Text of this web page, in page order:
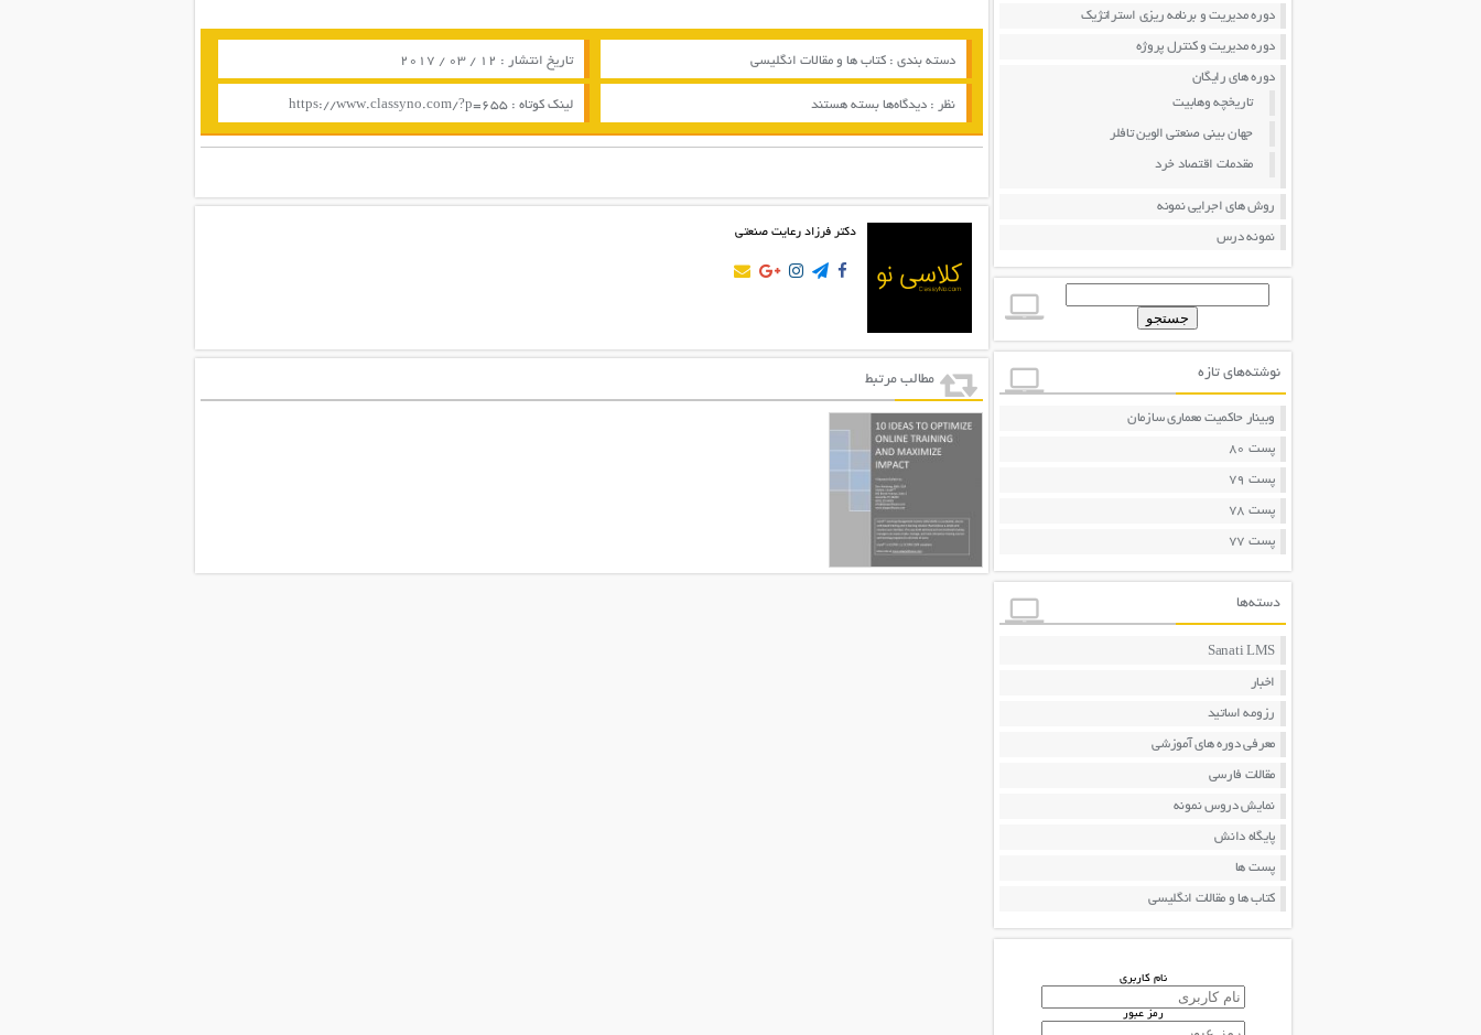
دوره مدیریت و برنامه ریزی استراتژیک
دوره مدیریت و کنترل پروژه
دوره های رایگان
تاریخچه وهابیت
جهان بینی صنعتی الوین تافلر
مقدمات اقتصاد خرد
روش های اجرایی نمونه
نمونه درس
جستجو
نوشته‌های تازه
وبینار حاکمیت معماری سازمان
پست 80
پست 79
پست 78
پست 77
دسته‌ها
Sanati LMS
اخبار
رزومه اساتید
معرفی دوره های آموزشی
مقالات فارسی
نمایش دروس نمونه
پایگاه دانش
پست ها
کتاب ها و مقالات انگلیسی
نام کاربری
رمز عبور
دسته بندی : کتاب ها و مقالات انگلیسی تاریخ انتشار : 12 / 03 / 2017
نظر : دیدگاه‌ها
The
strategic
value
training
بسته هستند لینک کوتاه : https://www.classyno.com/?p=655
دکتر فرزاد رعایت صنعتی
مطالب مرتبط